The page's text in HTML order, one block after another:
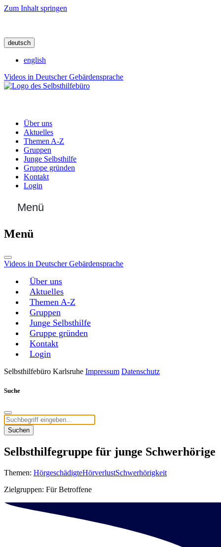
Zum Inhalt springen
deutsch
english
Videos in Deutscher Gebärdensprache
Über uns
Aktuelles
Themen A-Z
Gruppen
Junge Selbsthilfe
Gruppe gründen
Kontakt
Login
Menü
Menü
Videos in Deutscher Gebärdensprache
Über uns
Aktuelles
Themen A-Z
Gruppen
Junge Selbsthilfe
Gruppe gründen
Kontakt
Login
Selbsthilfebüro Karlsruhe Impressum Datenschutz
Suche
Suchen
Selbsthilfegruppe für junge Schwerhörige
Themen: HörgeschädigteHörverlustSchwerhörigkeit
Zielgruppen: Für Betroffene